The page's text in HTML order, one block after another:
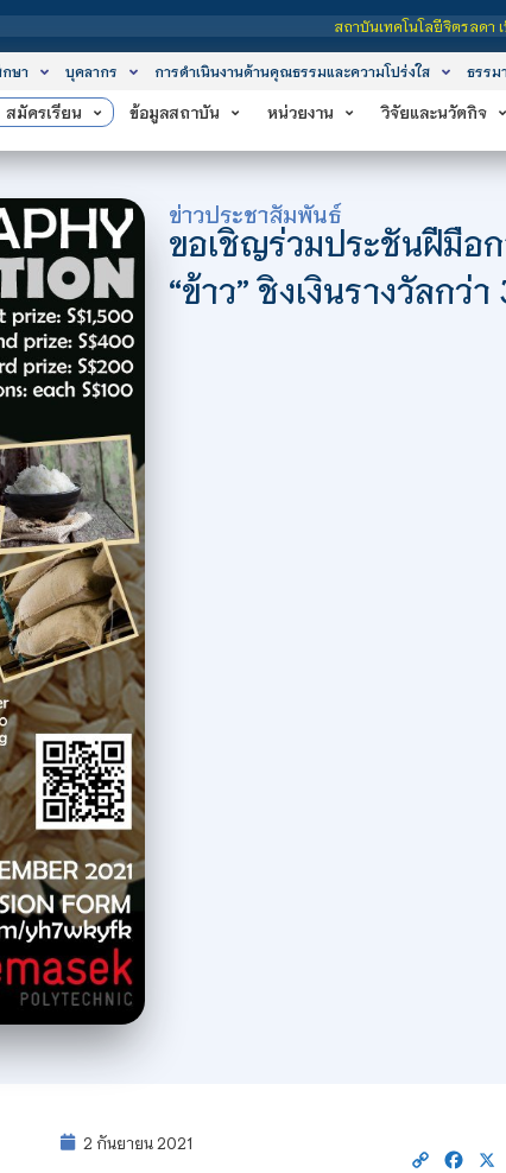
สถาบันเทคโนโลยีจิตรลดา เป็นสถาบันอุด
ษา บุคลากร การดำเนินงานด้านคุณธรรมและความโปร่งใส ธรรม
สมัครเรียน ข้อมูลสถาบัน หน่วยงาน วิจัยและนวัตกิจ
ข่าวประชาสัมพันธ์
ขอเชิญร่วมประชันฝีมือ
“ข้าว” ชิงเงินรางวัลกว่
2 กันยายน 2021
Copy